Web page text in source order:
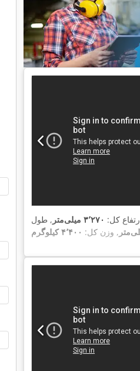
کل: ۳٬۲۷۰ میلی‌متر
, طول
, وزن کل: ۴٬۴۰۰ کیلوگرم